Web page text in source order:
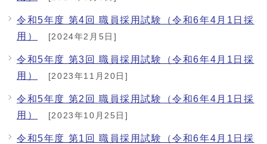
令和5年度 第4回 職員採用試験（令和6年4月1日採
用）
[2024年2月5日]
令和5年度 第3回 職員採用試験（令和6年4月1日採
用）
[2023年11月20日]
令和5年度 第2回 職員採用試験（令和6年4月1日採
用）
[2023年10月25日]
令和5年度 第1回 職員採用試験（令和6年4月1日採